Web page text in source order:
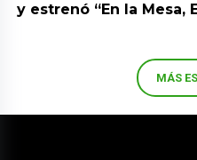
y estrenó “En la Mesa,
MÁS